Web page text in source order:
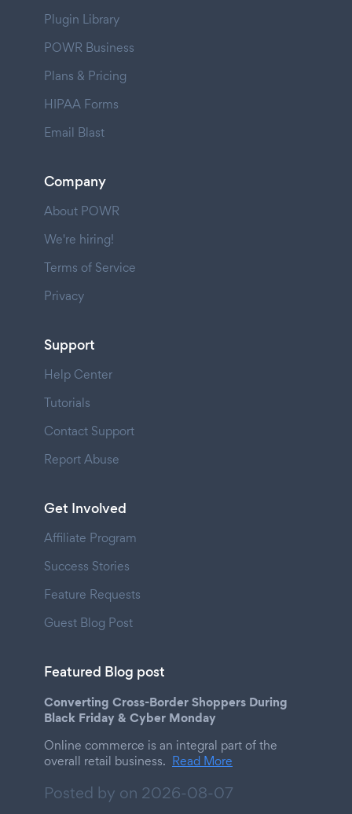
Plugin Library
POWR Business
Plans & Pricing
HIPAA Forms
Email Blast
Company
About POWR
We're hiring!
Terms of Service
Privacy
Support
Help Center
Tutorials
Contact Support
Report Abuse
Get Involved
Affiliate Program
Success Stories
Feature Requests
Guest Blog Post
Featured Blog post
Converting Cross-Border Shoppers During
Black Friday & Cyber Monday
Online commerce is an integral part of the
overall retail business. Read More
Posted by on 2026-08-07